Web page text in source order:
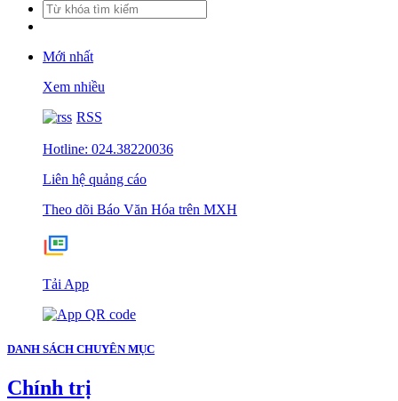
Mới nhất
Xem nhiều
RSS
Hotline: 024.38220036
Liên hệ quảng cáo
Theo dõi Báo Văn Hóa trên MXH
Tải App
DANH SÁCH CHUYÊN MỤC
Chính trị